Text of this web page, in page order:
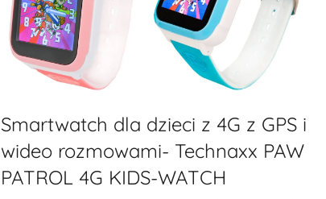
Smartwatch dla dzieci z 4G z GPS i
wideo rozmowami- Technaxx PAW
PATROL 4G KIDS-WATCH